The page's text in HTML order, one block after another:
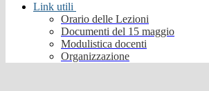
Link utili
Orario delle Lezioni
Documenti del 15 maggio
Modulistica docenti
Organizzazione